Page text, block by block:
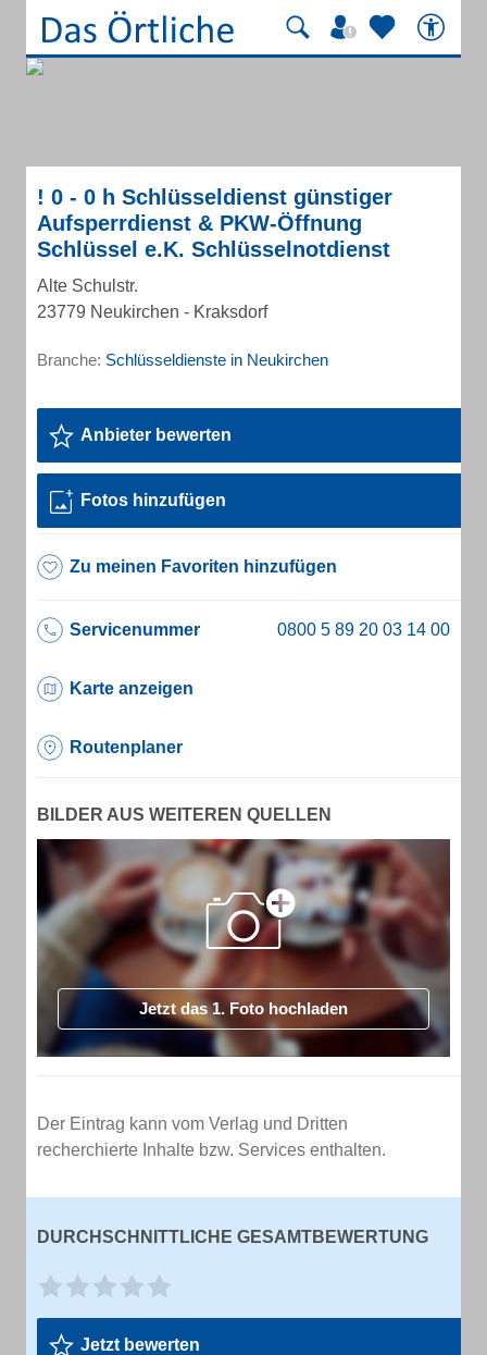
! 0 - 0 h Schlüsseldienst günstiger
Aufsperrdienst & PKW-Öffnung
Schlüssel e.K. Schlüsselnotdienst
Alte Schulstr.
23779 Neukirchen - Kraksdorf
Branche: Schlüsseldienste in Neukirchen
Anbieter bewerten
Fotos hinzufügen
Zu meinen Favoriten hinzufügen
Servicenummer
Karte anzeigen
Routenplaner
BILDER AUS WEITEREN QUELLEN
Jetzt das 1. Foto hochladen
Der Eintrag kann vom Verlag und Dritten
recherchierte Inhalte bzw. Services enthalten.
DURCHSCHNITTLICHE GESAMTBEWERTUNG
Jetzt bewerten